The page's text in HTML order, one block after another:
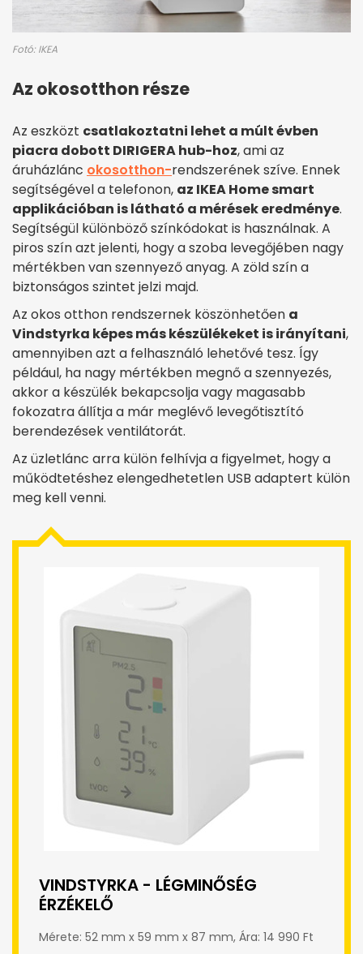
Fotó: IKEA
Az okosotthon része
Az eszközt csatlakoztatni lehet a múlt évben
piacra dobott DIRIGERA hub-hoz, ami az
áruházlánc okosotthon-rendszerének szíve. Ennek
segítségével a telefonon, az IKEA Home smart
applikációban is látható a mérések eredménye.
Segítségül különböző színkódokat is használnak. A
piros szín azt jelenti, hogy a szoba levegőjében nagy
mértékben van szennyező anyag. A zöld szín a
biztonságos szintet jelzi majd.
Az okos otthon rendszernek köszönhetően a
Vindstyrka képes más készülékeket is irányítani,
amennyiben azt a felhasználó lehetővé tesz. Így
például, ha nagy mértékben megnő a szennyezés,
akkor a készülék bekapcsolja vagy magasabb
fokozatra állítja a már meglévő levegőtisztító
berendezések ventilátorát.
Az üzletlánc arra külön felhívja a figyelmet, hogy a
működtetéshez elengedhetetlen USB adaptert külön
meg kell venni.
VINDSTYRKA - LÉGMINŐSÉG
ÉRZÉKELŐ
Mérete: 52 mm x 59 mm x 87 mm, Ára: 14 990 Ft